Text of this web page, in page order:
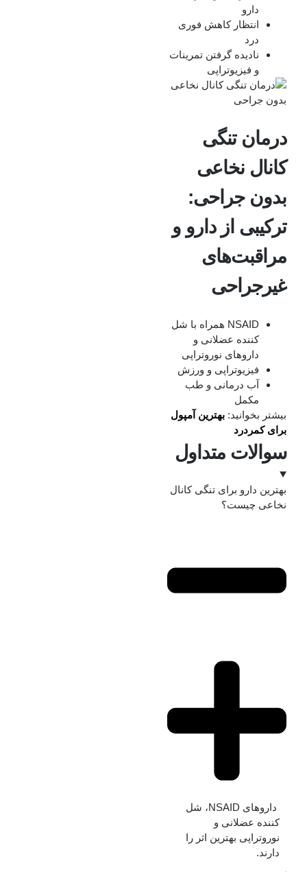
دارو
انتظار کاهش فوری
درد
نادیده گرفتن تمرینات
و فیزیوتراپی
درمان تنگی
کانال نخاعی
بدون جراحی:
ترکیبی از دارو و
مراقبت‌های
غیرجراحی
NSAID همراه با شل‌
کننده عضلانی و
داروهای نوروتراپی
فیزیوتراپی و ورزش
آب‌ درمانی و طب
مکمل
بیشتر بخوانید: بهترین آمپول
برای کمردرد
سوالات متداول
بهترین دارو برای تنگی کانال
نخاعی چیست؟
داروهای NSAID، شل‌
کننده عضلانی و
نوروتراپی بهترین اثر را
دارند.